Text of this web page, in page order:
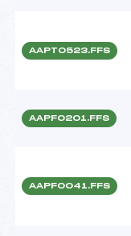
AAPT0523.FFS
AAPF0201.FFS
AAPF0041.FFS